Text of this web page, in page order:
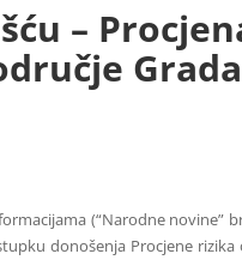
–
(“Narodne novine”
donošenja Procjene